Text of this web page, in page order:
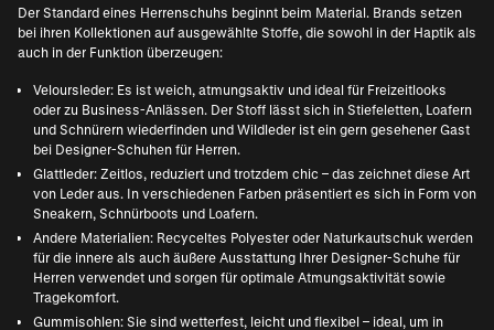
Der Standard eines Herrenschuhs beginnt beim Material. Brands setzen
bei ihren Kollektionen auf ausgewählte Stoffe, die sowohl in der Haptik als
auch in der Funktion überzeugen:
Veloursleder: Es ist weich, atmungsaktiv und ideal für Freizeitlooks
oder zu Business-Anlässen. Der Stoff lässt sich in Stiefeletten, Loafern
und Schnürern wiederfinden und Wildleder ist ein gern gesehener Gast
bei Designer-Schuhen für Herren.
Glattleder: Zeitlos, reduziert und trotzdem chic – das zeichnet diese Art
von Leder aus. In verschiedenen Farben präsentiert es sich in Form von
Sneakern, Schnürboots und Loafern.
Andere Materialien: Recyceltes Polyester oder Naturkautschuk werden
für die innere als auch äußere Ausstattung Ihrer Designer-Schuhe für
Herren verwendet und sorgen für optimale Atmungsaktivität sowie
Tragekomfort.
Gummisohlen: Sie sind wetterfest, leicht und flexibel – ideal, um in